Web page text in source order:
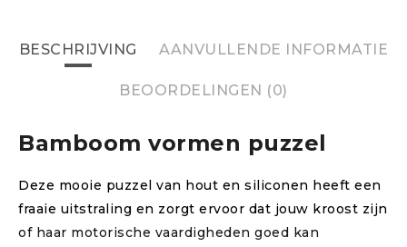
BESCHRIJVING AANVULLENDE INFORMATIE
BEOORDELINGEN (0)
Bamboom vormen puzzel
Deze mooie puzzel van hout en siliconen heeft een
fraaie uitstraling en zorgt ervoor dat jouw kroost zijn
of haar motorische vaardigheden goed kan